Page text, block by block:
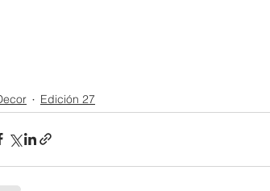
Edición 27